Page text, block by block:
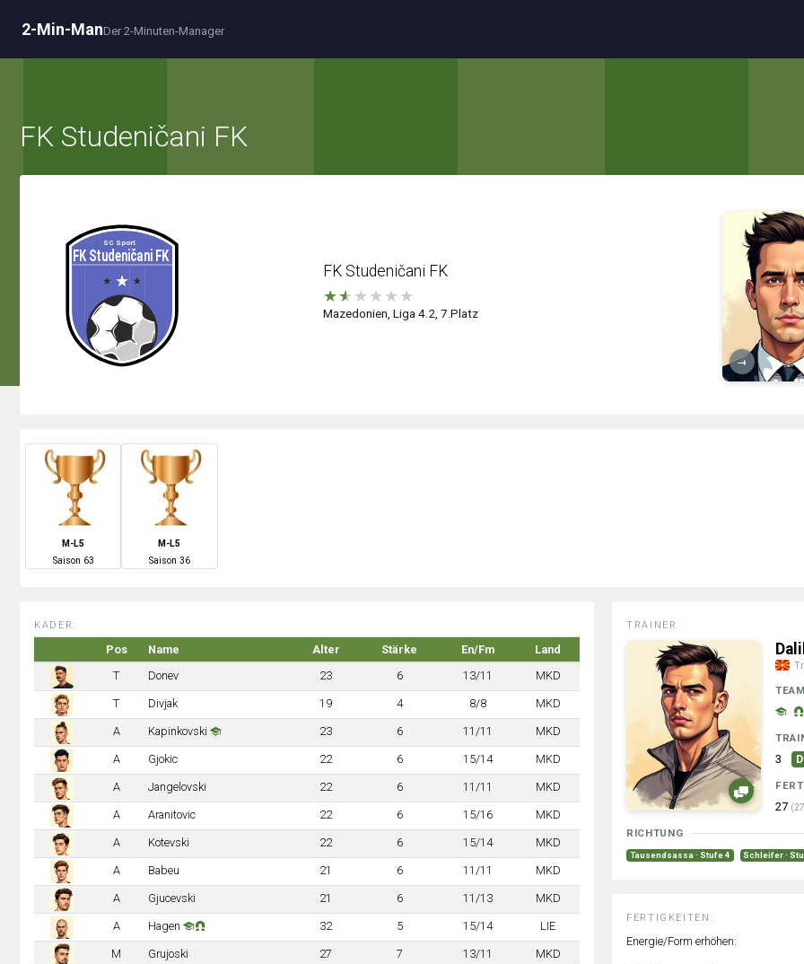
2-Min-ManDer 2-Minuten-Manager
FK Studeničani FK
FK Studeničani FK
★★ ★ ★ ★ ★
Mazedonien, Liga 4.2, 7.Platz
→
M-L5
Saison 63
M-L5
Saison 36
KADER:
Pos Name Alter Stärke En/Fm
Land
T
Donev 23 6 13/11 MKD
T Divjak 19 4 8/8 MKD
A Kapinkovski 23 6 11/11 MKD
A Gjokic 22 6 15/14 MKD
A Jangelovski 22 6 11/11 MKD
A Aranitovic 22 6 15/16 MKD
A Kotevski 22 6 15/14 MKD
A Babeu 21 6 11/11 MKD
A Gjucevski 21 6 11/13 MKD
A Hagen 32 5 15/14 LIE
M Grujoski 27 7 13/11 MKD
TRAINER:
3
27
RICHTUNG
Tausendsassa · Stufe 4 Schleifer ·
FERTIGKEITEN:
Energie/Form erhöhen: